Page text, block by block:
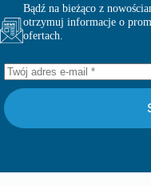
Bądź na bieżąco z
otrzymuj informacje o
ofertach.